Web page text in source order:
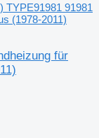
TYPE91981 91981
(1978-2011)
für